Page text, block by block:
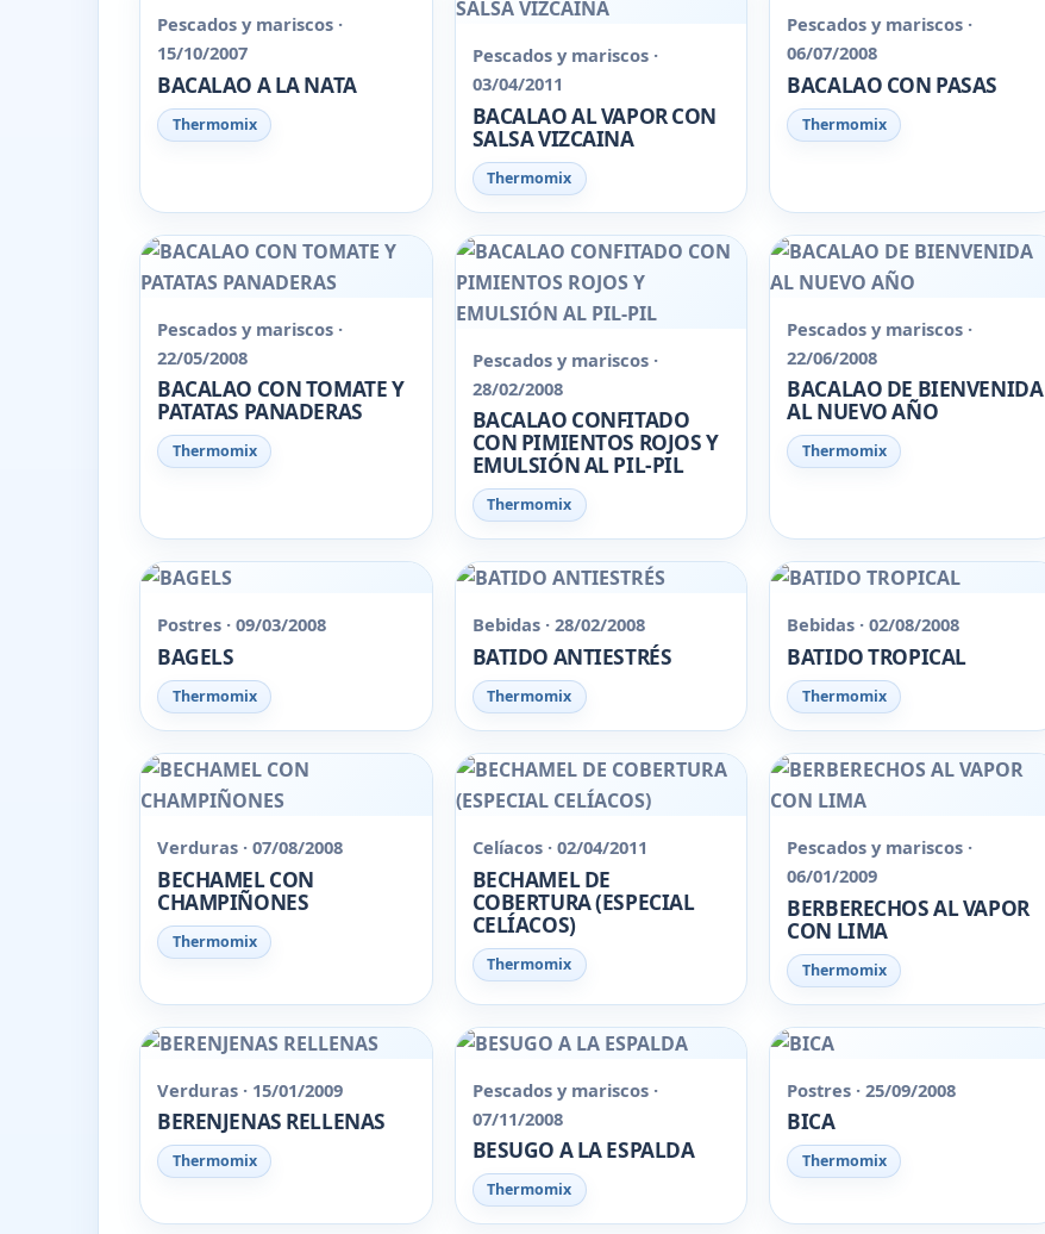
Pescados y mariscos ·
15/10/2007
BACALAO A LA NATA
Thermomix
Pescados y mariscos ·
03/04/2011
BACALAO AL VAPOR CON
SALSA VIZCAINA
Thermomix
Pescados y mariscos ·
06/07/2008
BACALAO CON PASAS
Thermomix
Pescados y mariscos ·
22/05/2008
BACALAO CON TOMATE Y
PATATAS PANADERAS
Thermomix
Pescados y mariscos ·
28/02/2008
BACALAO CONFITADO
CON PIMIENTOS ROJOS Y
EMULSIÓN AL PIL-PIL
Thermomix
Pescados y mariscos ·
22/06/2008
BACALAO DE BIENVENIDA
AL NUEVO AÑO
Thermomix
Postres · 09/03/2008
BAGELS
Thermomix
Bebidas · 28/02/2008
BATIDO ANTIESTRÉS
Thermomix
Bebidas · 02/08/2008
BATIDO TROPICAL
Thermomix
Verduras · 07/08/2008
BECHAMEL CON
CHAMPIÑONES
Thermomix
Celíacos · 02/04/2011
BECHAMEL DE
COBERTURA (ESPECIAL
CELÍACOS)
Thermomix
Pescados y mariscos ·
06/01/2009
BERBERECHOS AL VAPOR
CON LIMA
Thermomix
Verduras · 15/01/2009
BERENJENAS RELLENAS
Thermomix
Pescados y mariscos ·
07/11/2008
BESUGO A LA ESPALDA
Thermomix
Postres · 25/09/2008
BICA
Thermomix